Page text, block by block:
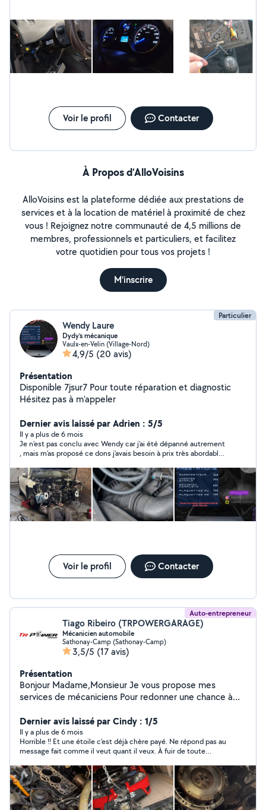
Voir le profil Contacter
À Propos d’AlloVoisins
AlloVoisins est la plateforme dédiée aux prestations de
services et à la location de matériel à proximité de chez
vous ! Rejoignez notre communauté de 4,5 millions de
membres, professionnels et particuliers, et facilitez
votre quotidien pour tous vos projets !
M'inscrire
Particulier
Wendy Laure
Dydy’s mécanique
Vaulx-en-Velin (Village-Nord)
4,9/5 (20 avis)
Présentation
Disponible 7jsur7 Pour toute réparation et diagnostic
Hésitez pas à m'appeler
Dernier avis laissé par Adrien : 5/5
Il y a plus de 6 mois
Je n’est pas conclu avec Wendy car j’ai été dépanné autrement
, mais m’as proposé ce dons j’avais besoin à prix très abordable
besoin à l’avenir pour mes mon véhicule . ?
Voir le profil Contacter
Auto-entrepreneur
Tiago Ribeiro (TRPOWERGARAGE)
Mécanicien automobile
Sathonay-Camp (Sathonay-Camp)
3,5/5 (17 avis)
Présentation
Bonjour Madame,Monsieur Je vous propose mes
services de mécaniciens Pour redonner une chance à
état de santé.
Dernier avis laissé par Cindy : 1/5
Il y a plus de 6 mois
Horrible !! Et une étoile c'est déjà chère payé. Ne répond pas au
message fait comme il veut quant il veux. À fuir de toute
entre le main de ce genre d’individu. Notament pour la sécurité
routière !!!